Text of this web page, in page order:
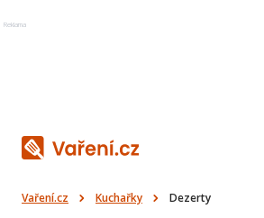
Reklama
Vaření.cz Kuchařky Dezerty